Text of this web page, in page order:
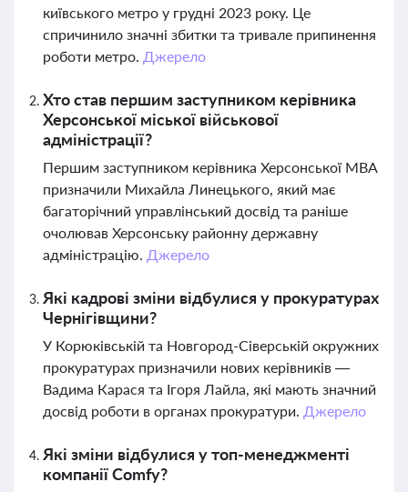
київського метро у грудні 2023 року. Це
спричинило значні збитки та тривале припинення
роботи метро. Джерело
Хто став першим заступником керівника
Херсонської міської військової
адміністрації?
Першим заступником керівника Херсонської МВА
призначили Михайла Линецького, який має
багаторічний управлінський досвід та раніше
очолював Херсонську районну державну
адміністрацію. Джерело
Які кадрові зміни відбулися у прокуратурах
Чернігівщини?
У Корюківській та Новгород-Сіверській окружних
прокуратурах призначили нових керівників —
Вадима Карася та Ігоря Лайла, які мають значний
досвід роботи в органах прокуратури. Джерело
Які зміни відбулися у топ-менеджменті
компанії Comfy?